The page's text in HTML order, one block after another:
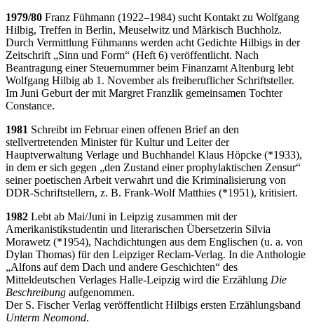
1979/80 Franz Fühmann (1922–1984) sucht Kontakt zu Wolfgang
Hilbig, Treffen in Berlin, Meuselwitz und Märkisch Buchholz.
Durch Vermittlung Fühmanns werden acht Gedichte Hilbigs in der
Zeitschrift „Sinn und Form“ (Heft 6) veröffentlicht. Nach
Beantragung einer Steuernummer beim Finanzamt Altenburg lebt
Wolfgang Hilbig ab 1. November als freiberuflicher Schriftsteller.
Im Juni Geburt der mit Margret Franzlik gemeinsamen Tochter
Constance.
1981 Schreibt im Februar einen offenen Brief an den
stellvertretenden Minister für Kultur und Leiter der
Hauptverwaltung Verlage und Buchhandel Klaus Höpcke (*1933),
in dem er sich gegen „den Zustand einer prophylaktischen Zensur“
seiner poetischen Arbeit verwahrt und die Kriminalisierung von
DDR-Schriftstellern, z. B. Frank-Wolf Matthies (*1951), kritisiert.
1982 Lebt ab Mai/Juni in Leipzig zusammen mit der
Amerikanistikstudentin und literarischen Übersetzerin Silvia
Morawetz (*1954), Nachdichtungen aus dem Englischen (u. a. von
Dylan Thomas) für den Leipziger Reclam-Verlag. In die Anthologie
„Alfons auf dem Dach und andere Geschichten“ des
Mitteldeutschen Verlages Halle-Leipzig wird die Erzählung Die
Beschreibung aufgenommen.
Der S. Fischer Verlag veröffentlicht Hilbigs ersten Erzählungsband
Unterm Neomond.